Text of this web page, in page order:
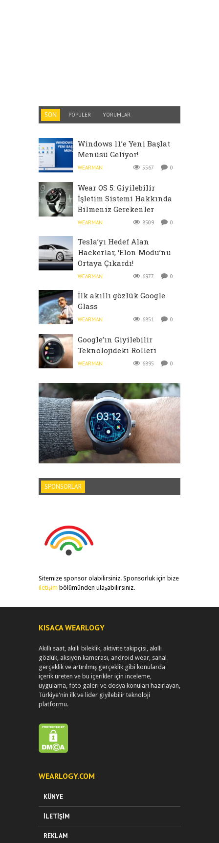
SON POPÜLER YORUMLAR
Windows 11’e Yeni Başlat
Menüsü Geliyor!
WEARMAN 5567 0
Wear OS 5: Giyilebilir
İşletim Sistemi Hakkında
Bilmeniz Gerekenler
WEARMAN 8509 0
Tesla’yı Hedef Alan
Hackerlar, ‘Elon Modu’nu
Ortaya Çıkardı!
WEARMAN 6977 0
İlk akıllı gözlük Google
Glass
WEARMAN 6851 0
Google’ın Giyilebilir
Teknolojideki Rolleri
WEARMAN 6895 0
SPONSORLAR
Sitemize sponsor olabilirsiniz. Sponsorluk için bize
iletişim bölümünden ulaşabilirsiniz.
KISACA WEARLOGY
Akıllı saat, akıllı bileklik, aktivite takipçisi, akıllı
gözlük, aksiyon kamerası, android wear, sanal
gerçeklik ve artırılmış gerçeklik gibi konularda
içerik üreten ve bu içerikler için inceleme,
uygulama, foto galeri ve dosya konuları hazırlayan,
Türkiye'nin ilk ve lider giyilebilir teknoloji
platformu.
WEARLOGY.COM
KÜNYE
İLETIŞIM
REKLAM